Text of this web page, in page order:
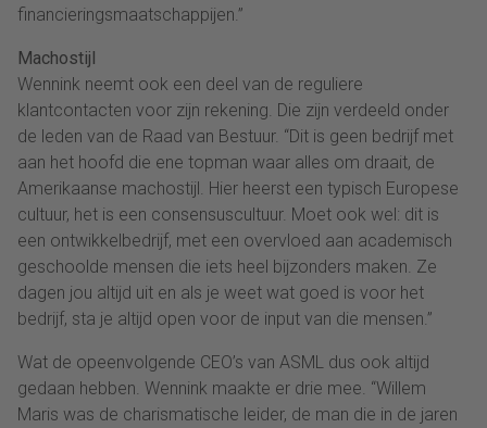
financieringsmaatschappijen.”
Machostijl
Wennink neemt ook een deel van de reguliere
klantcontacten voor zijn rekening. Die zijn verdeeld onder
de leden van de Raad van Bestuur. “Dit is geen bedrijf met
aan het hoofd die ene topman waar alles om draait, de
Amerikaanse machostijl. Hier heerst een typisch Europese
cultuur, het is een consensuscultuur. Moet ook wel: dit is
een ontwikkelbedrijf, met een overvloed aan academisch
geschoolde mensen die iets heel bijzonders maken. Ze
dagen jou altijd uit en als je weet wat goed is voor het
bedrijf, sta je altijd open voor de input van die mensen.”
Wat de opeenvolgende CEO’s van ASML dus ook altijd
gedaan hebben. Wennink maakte er drie mee. “Willem
Maris was de charismatische leider, de man die in de jaren